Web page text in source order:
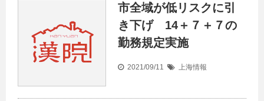
市全域が低リスクに引
き下げ 14＋７＋７の
勤務規定実施
2021/09/11 上海情報